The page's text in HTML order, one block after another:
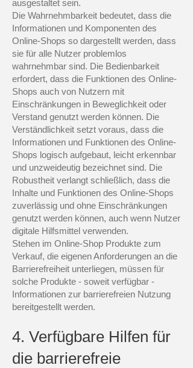
ausgestaltet sein.
Die Wahrnehmbarkeit bedeutet, dass die
Informationen und Komponenten des
Online-Shops so dargestellt werden, dass
sie für alle Nutzer problemlos
wahrnehmbar sind. Die Bedienbarkeit
erfordert, dass die Funktionen des Online-
Shops auch von Nutzern mit
Einschränkungen in Beweglichkeit oder
Verstand genutzt werden können. Die
Verständlichkeit setzt voraus, dass die
Informationen und Funktionen des Online-
Shops logisch aufgebaut, leicht erkennbar
und unzweideutig bezeichnet sind. Die
Robustheit verlangt schließlich, dass die
Inhalte und Funktionen des Online-Shops
zuverlässig und ohne Einschränkungen
genutzt werden können, auch wenn Nutzer
digitale Hilfsmittel verwenden.
Stehen im Online-Shop Produkte zum
Verkauf, die eigenen Anforderungen an die
Barrierefreiheit unterliegen, müssen für
solche Produkte - soweit verfügbar -
Informationen zur barrierefreien Nutzung
bereitgestellt werden.
4. Verfügbare Hilfen für
die barrierefreie